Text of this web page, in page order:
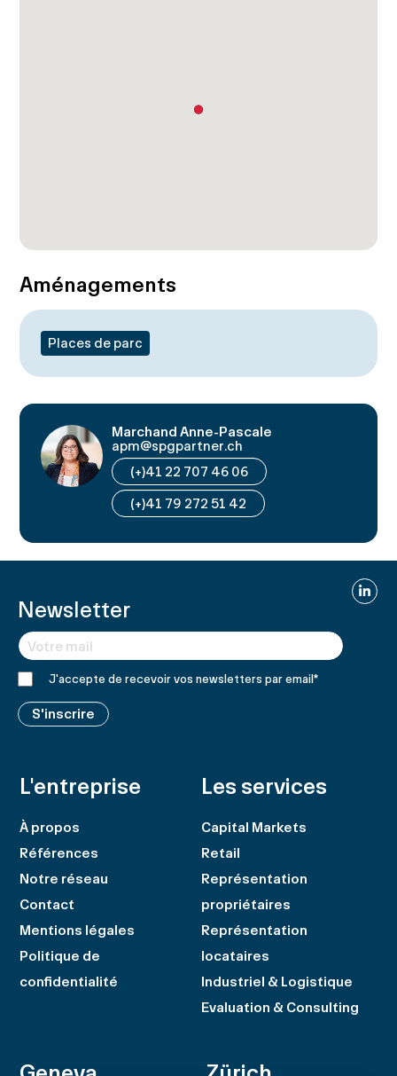
Aménagements
Places de parc
Marchand Anne-Pascale
apm@spgpartner.ch
(+)41 22 707 46 06
(+)41 79 272 51 42
Newsletter
J'accepte de recevoir vos newsletters par email*
S'inscrire
L'entreprise
À propos
Références
Notre réseau
Contact
Mentions légales
Politique de
confidentialité
Les services
Capital Markets
Retail
Représentation
propriétaires
Représentation
locataires
Industriel & Logistique
Evaluation & Consulting